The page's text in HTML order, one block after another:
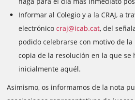
Informar al Colegio y a la CRAJ, a
electrónico craj@icab.cat, del
podido celebrarse con motivo de
copia de la resolución en la que se
inicialmente aquél.
Asimismo, os informamos de la nota